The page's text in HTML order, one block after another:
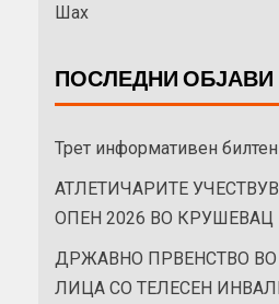
Шах
ПОСЛЕДНИ ОБЈАВИ
Трет информативен билтен
АТЛЕТИЧАРИТЕ
ОПЕН 2026 ВО КРУШЕВАЦ
ДРЖАВНО ПРВЕНСТВО ВО
ЛИЦА СО ТЕЛЕСЕН